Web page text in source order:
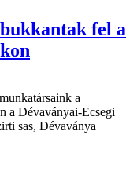
fel a
a
a Dévaványai-Ecsegi
sas, Dévaványa